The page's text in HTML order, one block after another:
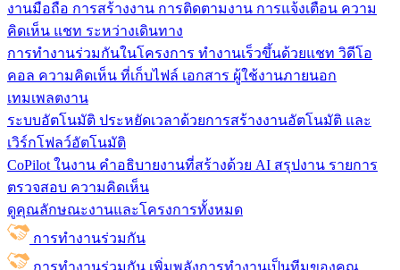
งานมือถือ การสร้างงาน การติดตามงาน การแจ้งเตือน ความ
คิดเห็น แชท ระหว่างเดินทาง
การทำงานร่วมกันในโครงการ ทํางานเร็วขึ้นด้วยแชท วิดีโอ
คอล ความคิดเห็น ที่เก็บไฟล์ เอกสาร ผู้ใช้งานภายนอก
เทมเพลตงาน
ระบบอัตโนมัติ ประหยัดเวลาด้วยการสร้างงานอัตโนมัติ และ
เวิร์กโฟลว์อัตโนมัติ
CoPilot ในงาน คำอธิบายงานที่สร้างด้วย AI สรุปงาน รายการ
ตรวจสอบ ความคิดเห็น
ดูคุณลักษณะงานและโครงการทั้งหมด
การทำงานร่วมกัน
การทำงานร่วมกัน เพิ่มพลังการทำงานเป็นทีมของคุณ